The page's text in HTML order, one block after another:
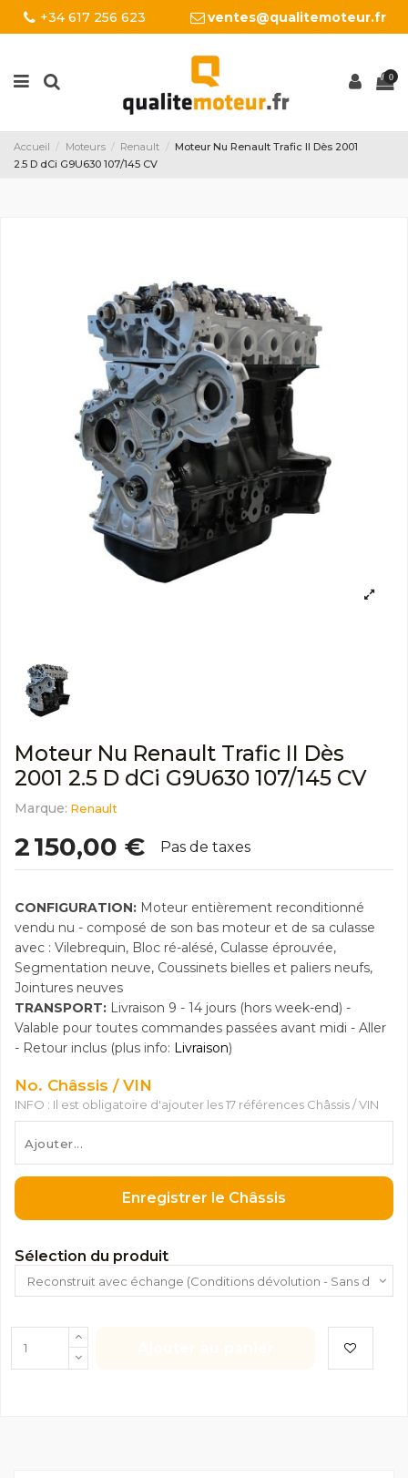
+34 617 256 623 ventes@qualitemoteur.fr
0
Accueil Moteurs Renault
Moteur Nu Renault Trafic II Dès 2001
2.5 D dCi G9U630 107/145 CV
Moteur Nu Renault Trafic II Dès
2001 2.5 D dCi G9U630 107/145 CV
Marque: Renault
2 150,00 € Pas de taxes
CONFIGURATION: Moteur entièrement reconditionné
vendu nu - composé de son bas moteur et de sa culasse
avec : Vilebrequin, Bloc ré-alésé, Culasse éprouvée,
Segmentation neuve, Coussinets bielles et paliers neufs,
Jointures neuves
TRANSPORT: Livraison 9 - 14 jours (hors week-end) -
Valable pour toutes commandes passées avant midi - Aller
- Retour inclus (plus info: Livraison)
No. Châssis / VIN
INFO : Il est obligatoire d'ajouter les 17 références Châssis / VIN
Enregistrer le Châssis
Sélection du produit